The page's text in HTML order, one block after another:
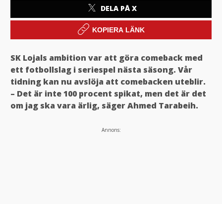
DELA PÅ X
KOPIERA LÄNK
SK Lojals ambition var att göra comeback med
ett fotbollslag i seriespel nästa säsong. Vår
tidning kan nu avslöja att comebacken uteblir.
– Det är inte 100 procent spikat, men det är det
om jag ska vara ärlig, säger Ahmed Tarabeih.
Annons: